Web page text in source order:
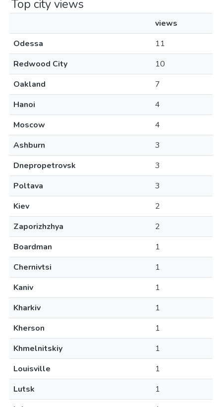
Top city views
views
Odessa
11
Redwood City
10
Oakland
7
Hanoi
4
Moscow
4
Ashburn
3
Dnepropetrovsk
3
Poltava
3
Kiev
2
Zaporizhzhya
2
Boardman
1
Chernivtsi
1
Kaniv
1
Kharkiv
1
Kherson
1
Khmelnitskiy
1
Louisville
1
Lutsk
1